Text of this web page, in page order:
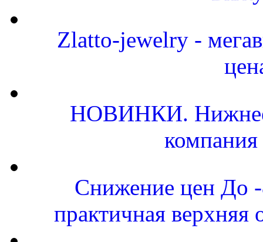
Zlatto-jewelry -
НОВИНКИ. Нижнее
Снижение цен До
практичная